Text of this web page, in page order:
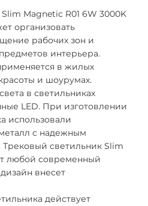
Magnetic R01 6W 3000K
организовать
рабочих зон и
интерьера.
в жилых
и шоурумах.
в светильниках
LED. При изготовлении
использовали
с надежным
светильник Slim
любой современный
внесет
действует